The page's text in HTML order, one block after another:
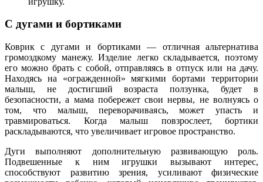
С дугами и бортиками
Коврик с дугами и бортиками — отличная альтернатива
громоздкому манежу. Изделие легко складывается, поэтому
его можно брать с собой, отправляясь в отпуск или на дачу.
Находясь на «огражденной» мягкими бортами территории
малыш, не достигший возраста ползунка, будет в
безопасности, а мама побережет свои нервы, не волнуясь о
том, что малыш, переворачиваясь, может упасть и
травмироваться. Когда малыш повзрослеет, бортики
раскладываются, что увеличивает игровое пространство.
Дуги выполняют дополнительную развивающую роль.
Подвешенные к ним игрушки вызывают интерес,
способствуют развитию зрения, усиливают физические